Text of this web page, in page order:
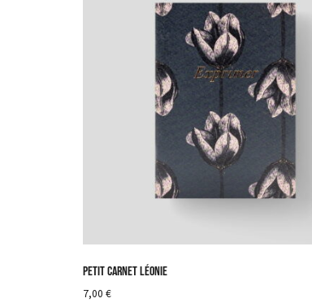
Petit carnet Léonie
7,00 €